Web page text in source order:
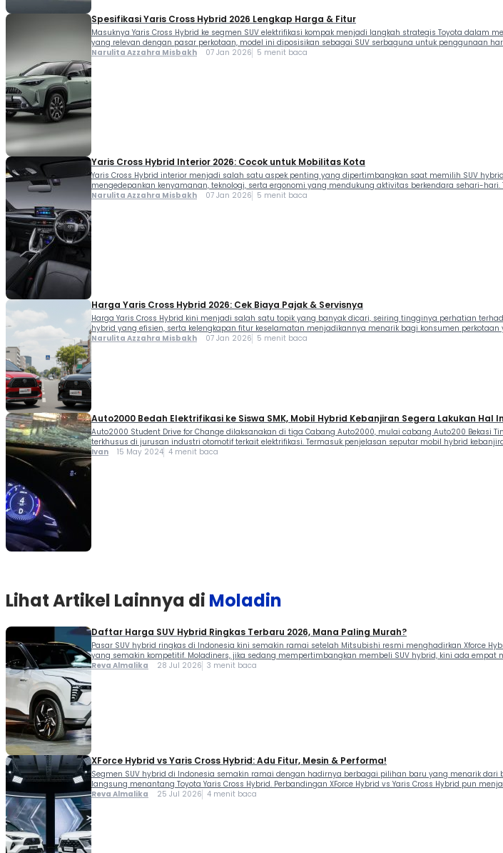
Spesifikasi Yaris Cross Hybrid 2026 Lengkap Harga & Fitur
Masuknya Yaris Cross Hybrid ke segmen SUV elektrifikasi kompak menjadi langkah strategis Toyota
yang relevan dengan pasar perkotaan, model ini diposisikan sebagai SUV serbaguna untuk penggunaan
Hybrid […]
Narulita Azzahra Misbakh 07 Jan 2026 5 menit baca
Yaris Cross Hybrid Interior 2026: Cocok untuk Mobilitas Kota
Yaris Cross Hybrid interior menjadi salah satu aspek penting yang dipertimbangkan saat memilih SUV
mengedepankan kenyamanan, teknologi, serta ergonomi yang mendukung aktivitas berkendara sehari-
Narulita Azzahra Misbakh 07 Jan 2026 5 menit baca
Harga Yaris Cross Hybrid 2026: Cek Biaya Pajak & Servisnya
Harga Yaris Cross Hybrid kini menjadi salah satu topik yang banyak dicari, seiring tingginya perhatian
hybrid yang efisien, serta kelengkapan fitur keselamatan menjadikannya menarik bagi konsumen
Narulita Azzahra Misbakh 07 Jan 2026 5 menit baca
Auto2000 Bedah Elektrifikasi ke Siswa SMK, Mobil Hybrid Kebanjiran Segera Lakukan Hal
Auto2000 Student Drive for Change dilaksanakan di tiga Cabang Auto2000, mulai cabang Auto200 Bekasi
terkhusus di jurusan industri otomotif terkait elektrifikasi. Termasuk penjelasan seputar mobil hybrid
Ivan 15 May 2024 4 menit baca
Lihat Artikel Lainnya di Moladin
Daftar Harga SUV Hybrid Ringkas Terbaru 2026, Mana Paling Murah?
Pasar SUV hybrid ringkas di Indonesia kini semakin ramai setelah Mitsubishi resmi menghadirkan Xforce
yang semakin kompetitif. Moladiners, jika sedang mempertimbangkan membeli SUV hybrid, kini ada empat
Reva Almalika 28 Jul 2026 3 menit baca
XForce Hybrid vs Yaris Cross Hybrid: Adu Fitur, Mesin & Performa!
Segmen SUV hybrid di Indonesia semakin ramai dengan hadirnya berbagai pilihan baru yang menarik
langsung menantang Toyota Yaris Cross Hybrid. Perbandingan XForce Hybrid vs Yaris Cross Hybrid pun
Reva Almalika 25 Jul 2026 4 menit baca